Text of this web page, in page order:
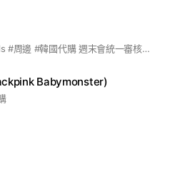
#代購 #SKZ #StrayKids #周邊 #韓國代購 週末會統一審核入群申請🫡 如果較著急可以私訊我～
Babymonster)